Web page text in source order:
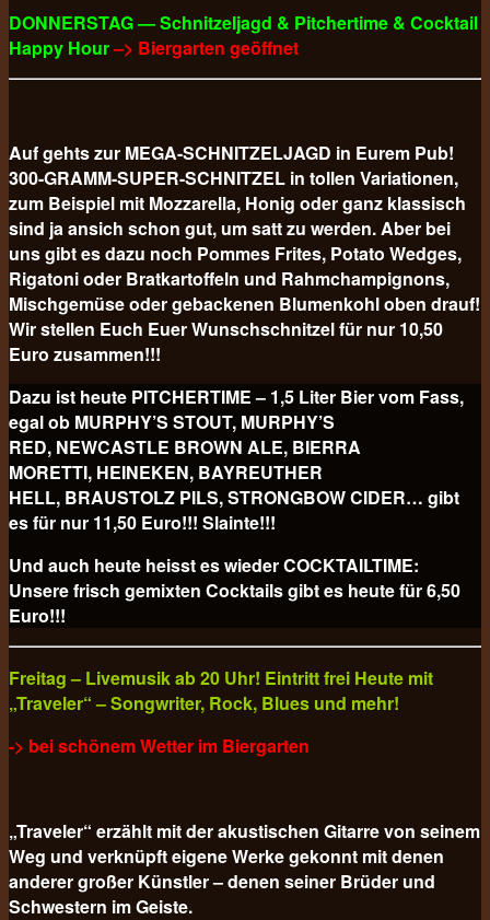
DONNERSTAG — Schnitzeljagd & Pitchertime & Cocktail
Happy Hour–> Biergarten geöffnet
Auf gehts zur MEGA-SCHNITZELJAGD in Eurem Pub!
300-GRAMM-SUPER-SCHNITZEL in tollen Variationen,
zum Beispiel mit Mozzarella, Honig oder ganz klassisch
sind ja ansich schon gut, um satt zu werden. Aber bei
uns gibt es dazu noch Pommes Frites, Potato Wedges,
Rigatoni oder Bratkartoffeln und Rahmchampignons,
Mischgemüse oder gebackenen Blumenkohl oben drauf!
Wir stellen Euch Euer Wunschschnitzel für nur 10,50
Euro zusammen!!!
Dazu ist heute PITCHERTIME – 1,5 Liter Bier vom Fass,
egal ob MURPHY’S STOUT, MURPHY’S
RED, NEWCASTLE BROWN ALE, BIERRA
MORETTI, HEINEKEN, BAYREUTHER
HELL, BRAUSTOLZ PILS, STRONGBOW CIDER… gibt
es für nur 11,50 Euro!!! Slainte!!!
Und auch heute heisst es wieder COCKTAILTIME:
Unsere frisch gemixten Cocktails gibt es heute für6,50
Euro!!!
Freitag – Livemusik ab 20 Uhr! Eintritt frei Heute mit
„Traveler“ – Songwriter, Rock, Blues und mehr!
-> bei schönem Wetter im Biergarten
„Traveler“ erzählt mit der akustischen Gitarre von seinem
Weg und verknüpft eigene Werke gekonnt mit denen
anderer großer Künstler – denen seiner Brüder und
Schwestern im Geiste.